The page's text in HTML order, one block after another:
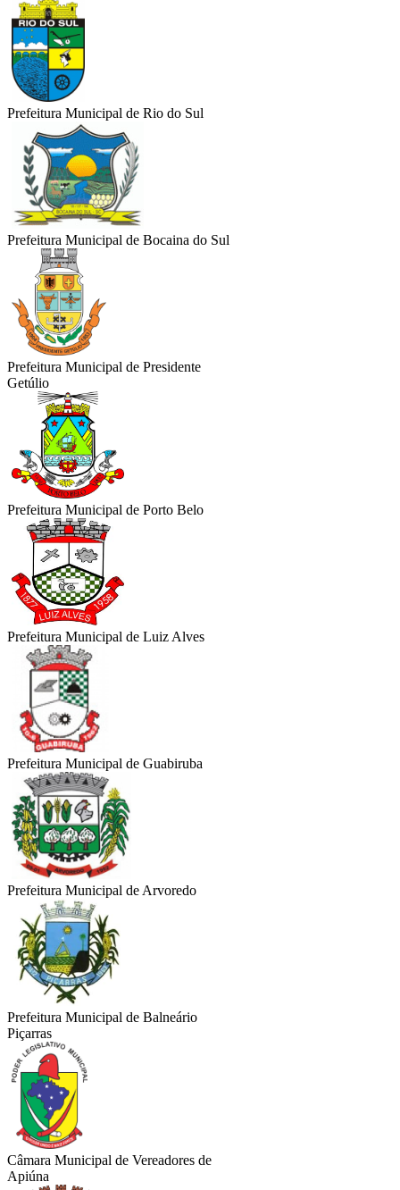
Prefeitura Municipal de Rio do Sul
Prefeitura Municipal de Bocaina do Sul
Prefeitura Municipal de Presidente
Getúlio
Prefeitura Municipal de Porto Belo
Prefeitura Municipal de Luiz Alves
Prefeitura Municipal de Guabiruba
Prefeitura Municipal de Arvoredo
Prefeitura Municipal de Balneário
Piçarras
Câmara Municipal de Vereadores de
Apiúna